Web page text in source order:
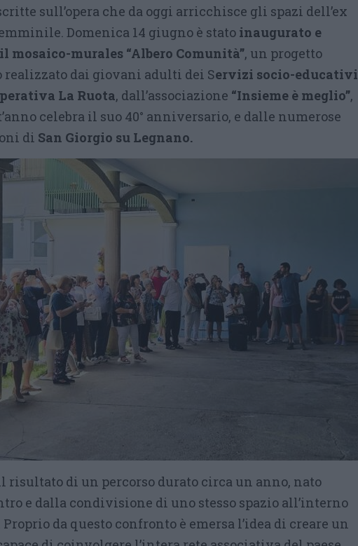
sull’opera che da oggi arricchisce gli spazi dell’ex
Domenica 14 giugno è stato inaugurato e
mosaico-murales “Albero Comunità”, un progetto
dai giovani adulti dei Servizi socio-educativi
La Ruota, dall’associazione “Insieme è meglio”,
celebra il suo 40° anniversario, e dalle numerose
di San Giorgio su Legnano.
il risultato di un percorso durato circa un anno, nato
e dalla condivisione di uno stesso spazio all’interno
Proprio da questo confronto è emersa l’idea di creare un